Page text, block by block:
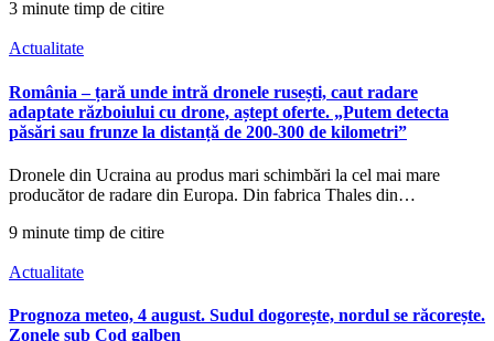
3 minute timp de citire
Actualitate
România – țară unde intră dronele rusești, caut radare
adaptate războiului cu drone, aștept oferte. „Putem detecta
păsări sau frunze la distanță de 200-300 de kilometri”
Dronele din Ucraina au produs mari schimbări la cel mai mare
producător de radare din Europa. Din fabrica Thales din…
9 minute timp de citire
Actualitate
Prognoza meteo, 4 august. Sudul dogorește, nordul se răcorește.
Zonele sub Cod galben